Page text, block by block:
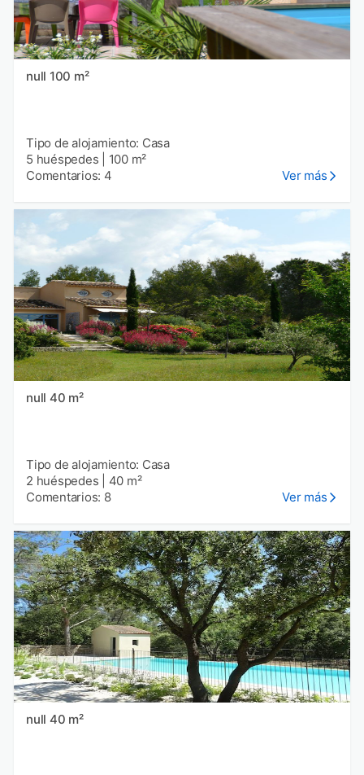
null 100 m²
Tipo de alojamiento: Casa
5 huéspedes
100 m²
Comentarios: 4
Ver más
null 40 m²
Tipo de alojamiento: Casa
2 huéspedes
40 m²
Comentarios: 8
Ver más
null 40 m²